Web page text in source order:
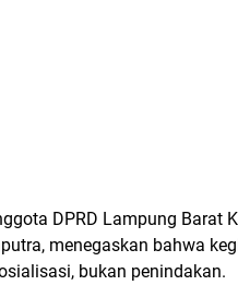
DPRD Lampung Barat
, menegaskan bahwa
, bukan penindakan.